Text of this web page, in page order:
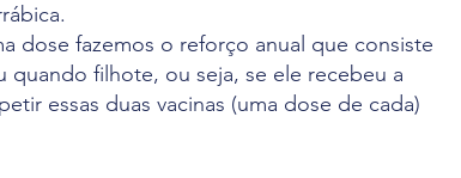
dose fazemos o reforço anual que consiste
quando filhote, ou seja, se ele recebeu a
essas duas vacinas (uma dose de cada)